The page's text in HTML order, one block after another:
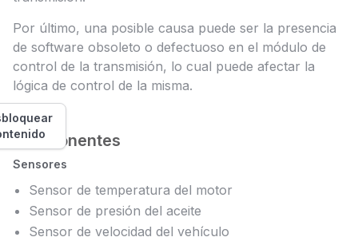
Por último, una posible causa puede ser la presencia
de software obsoleto o defectuoso en el módulo de
control de la transmisión, lo cual puede afectar la
lógica de control de la misma.
Componentes
Sensores
Sensor de temperatura del motor
Sensor de presión del aceite
Sensor de velocidad del vehículo